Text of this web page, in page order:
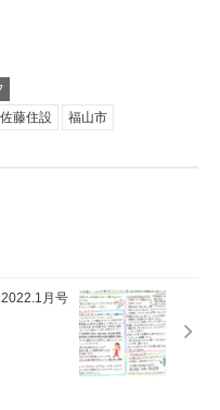
佐藤住設 福山市
2022.1月号